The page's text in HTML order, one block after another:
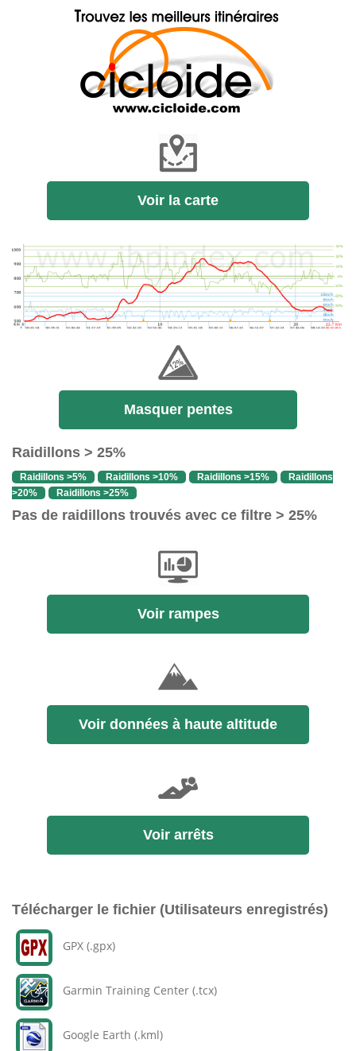
Voir la carte
Masquer pentes
Raidillons > 25%
Raidillons >5% Raidillons >10% Raidillons >15%
Raidillons
>20%
Raidillons >25%
Pas de raidillons trouvés avec ce filtre > 25%
Voir rampes
Voir données à haute altitude
Voir arrêts
Télécharger le fichier (Utilisateurs enregistrés)
GPX (.gpx)
Garmin Training Center (.tcx)
Google Earth (.kml)